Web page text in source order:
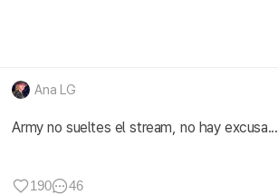
Ana LG
Army no sueltes el stream, no hay excusa...
190 46